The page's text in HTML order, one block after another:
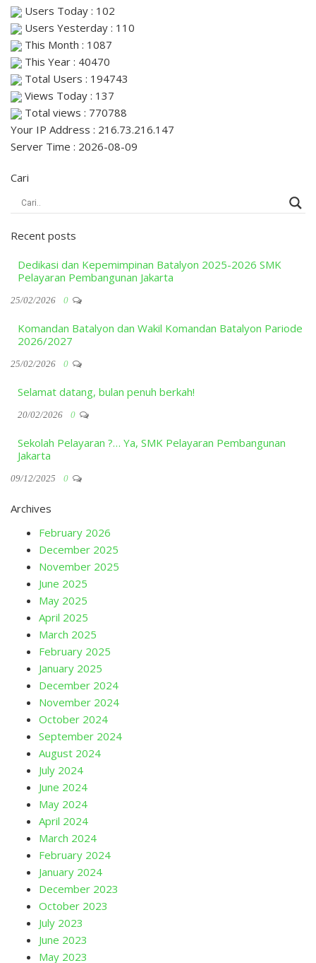
Users Today : 102
Users Yesterday : 110
This Month : 1087
This Year : 40470
Total Users : 194743
Views Today : 137
Total views : 770788
Your IP Address : 216.73.216.147
Server Time : 2026-08-09
Cari
Recent posts
Dedikasi dan Kepemimpinan Batalyon 2025-2026 SMK
Pelayaran Pembangunan Jakarta
25/02/2026 0
Komandan Batalyon dan Wakil Komandan Batalyon Pariode
2026/2027
25/02/2026 0
Selamat datang, bulan penuh berkah!
20/02/2026 0
Sekolah Pelayaran ?… Ya, SMK Pelayaran Pembangunan
Jakarta
09/12/2025 0
Archives
February 2026
December 2025
November 2025
June 2025
May 2025
April 2025
March 2025
February 2025
January 2025
December 2024
November 2024
October 2024
September 2024
August 2024
July 2024
June 2024
May 2024
April 2024
March 2024
February 2024
January 2024
December 2023
October 2023
July 2023
June 2023
May 2023